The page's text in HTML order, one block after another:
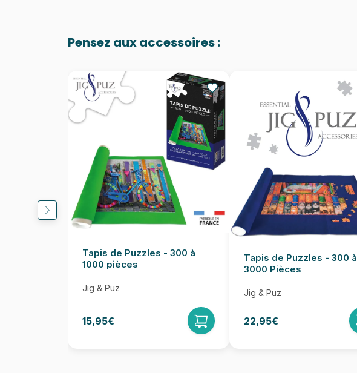
Pensez aux accessoires :
Tapis de Puzzles - 300 à
1000 pièces
Jig & Puz
15,95€
Tapis de Puzzles - 300 à
3000 Pièces
Jig & Puz
22,95€